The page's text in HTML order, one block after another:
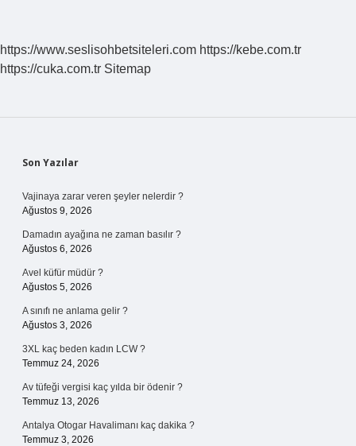
https://www.seslisohbetsiteleri.com https://kebe.com.tr
https://cuka.com.tr Sitemap
Sidebar
Son Yazılar
Vajinaya zarar veren şeyler nelerdir ?
Ağustos 9, 2026
Damadın ayağına ne zaman basılır ?
Ağustos 6, 2026
Avel küfür müdür ?
Ağustos 5, 2026
A sınıfı ne anlama gelir ?
Ağustos 3, 2026
3XL kaç beden kadın LCW ?
Temmuz 24, 2026
Av tüfeği vergisi kaç yılda bir ödenir ?
Temmuz 13, 2026
Antalya Otogar Havalimanı kaç dakika ?
Temmuz 3, 2026